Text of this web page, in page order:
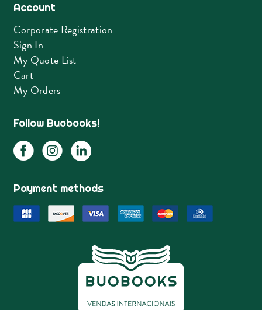
Account
Corporate Registration
Sign In
My Quote List
Cart
My Orders
Follow Buobooks!
Payment methods